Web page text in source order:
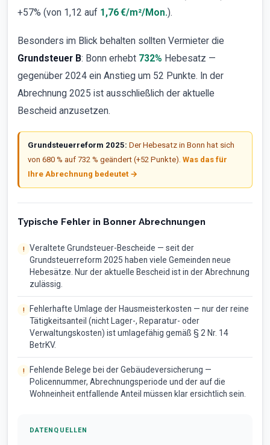
+57% (von 1,12 auf 1,76 €/m²/Mon.).
Besonders im Blick behalten sollten Vermieter die
Grundsteuer B: Bonn erhebt 732% Hebesatz —
gegenüber 2024 ein Anstieg um 52 Punkte. In der
Abrechnung 2025 ist ausschließlich der aktuelle
Bescheid anzusetzen.
Grundsteuerreform 2025: Der Hebesatz in Bonn hat sich
von 680 % auf 732 % geändert (+52 Punkte). Was das für
Ihre Abrechnung bedeutet →
Typische Fehler in Bonner Abrechnungen
Veraltete Grundsteuer-Bescheide — seit der
Grundsteuerreform 2025 haben viele Gemeinden neue
Hebesätze. Nur der aktuelle Bescheid ist in der Abrechnung
zulässig.
Fehlerhafte Umlage der Hausmeisterkosten — nur der reine
Tätigkeitsanteil (nicht Lager-, Reparatur- oder
Verwaltungskosten) ist umlagefähig gemäß § 2 Nr. 14
BetrKV.
Fehlende Belege bei der Gebäudeversicherung —
Policennummer, Abrechnungsperiode und der auf die
Wohneinheit entfallende Anteil müssen klar ersichtlich sein.
DATENQUELLEN